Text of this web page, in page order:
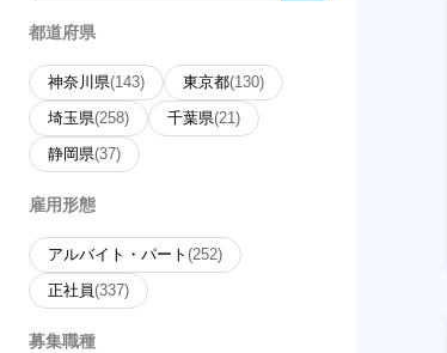
都道府県
神奈川県(143) 東京都(130)
埼玉県(258) 千葉県(21)
静岡県(37)
雇用形態
アルバイト・パート (252)
正社員(337)
募集職種